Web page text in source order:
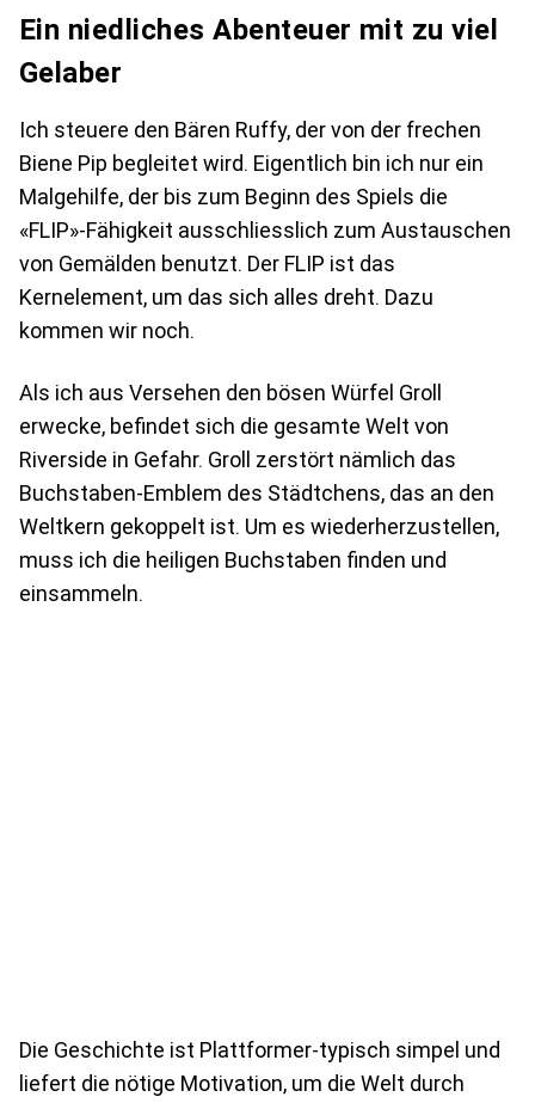
Ein niedliches Abenteuer mit zu viel
Gelaber
Ich steuere den Bären Ruffy, der von der frechen
Biene Pip begleitet wird. Eigentlich bin ich nur ein
Malgehilfe, der bis zum Beginn des Spiels die
«FLIP»-Fähigkeit ausschliesslich zum Austauschen
von Gemälden benutzt. Der FLIP ist das
Kernelement, um das sich alles dreht. Dazu
kommen wir noch.
Als ich aus Versehen den bösen Würfel Groll
erwecke, befindet sich die gesamte Welt von
Riverside in Gefahr. Groll zerstört nämlich das
Buchstaben-Emblem des Städtchens, das an den
Weltkern gekoppelt ist. Um es wiederherzustellen,
muss ich die heiligen Buchstaben finden und
einsammeln.
Die Geschichte ist Plattformer-typisch simpel und
liefert die nötige Motivation, um die Welt durch